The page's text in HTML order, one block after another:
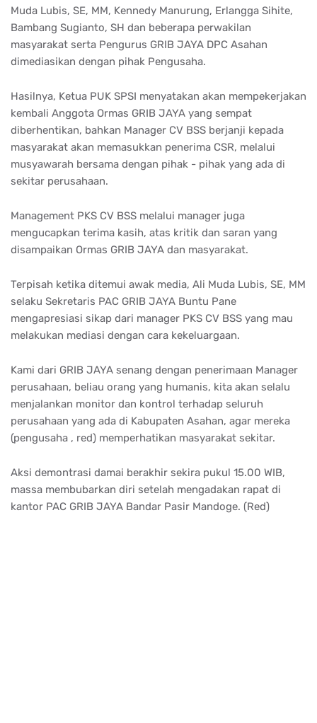
Muda Lubis, SE, MM, Kennedy Manurung, Erlangga Sihite,
Bambang Sugianto, SH dan beberapa perwakilan
masyarakat serta Pengurus GRIB JAYA DPC Asahan
dimediasikan dengan pihak Pengusaha.
Hasilnya, Ketua PUK SPSI menyatakan akan mempekerjakan
kembali Anggota Ormas GRIB JAYA yang sempat
diberhentikan, bahkan Manager CV BSS berjanji kepada
masyarakat akan memasukkan penerima CSR, melalui
musyawarah bersama dengan pihak - pihak yang ada di
sekitar perusahaan.
Management PKS CV BSS melalui manager juga
mengucapkan terima kasih, atas kritik dan saran yang
disampaikan Ormas GRIB JAYA dan masyarakat.
Terpisah ketika ditemui awak media, Ali Muda Lubis, SE, MM
selaku Sekretaris PAC GRIB JAYA Buntu Pane
mengapresiasi sikap dari manager PKS CV BSS yang mau
melakukan mediasi dengan cara kekeluargaan.
Kami dari GRIB JAYA senang dengan penerimaan Manager
perusahaan, beliau orang yang humanis, kita akan selalu
menjalankan monitor dan kontrol terhadap seluruh
perusahaan yang ada di Kabupaten Asahan, agar mereka
(pengusaha , red) memperhatikan masyarakat sekitar.
Aksi demontrasi damai berakhir sekira pukul 15.00 WIB,
massa membubarkan diri setelah mengadakan rapat di
kantor PAC GRIB JAYA Bandar Pasir Mandoge. (Red)